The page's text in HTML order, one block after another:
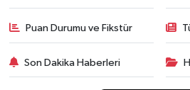
Puan Durumu ve Fikstür
Son Dakika Haberleri